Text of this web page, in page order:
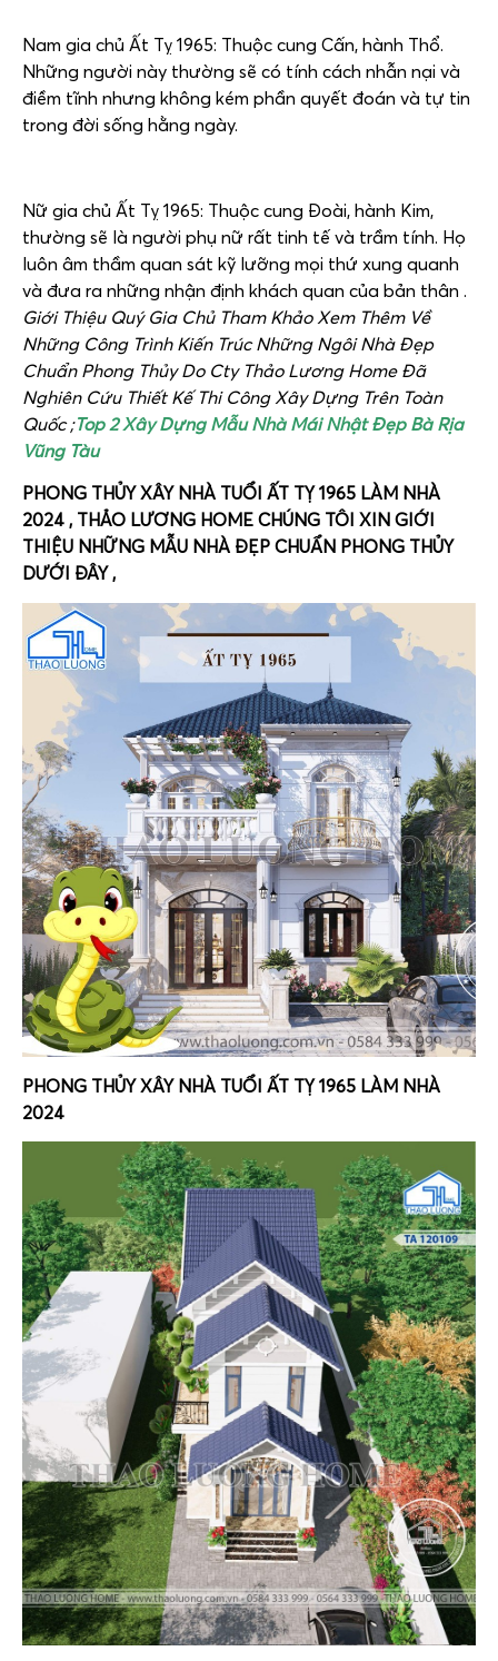
Nam gia chủ Ất Tỵ 1965: Thuộc cung Cấn, hành Thổ.
Những người này thường sẽ có tính cách nhẫn nại và
điềm tĩnh nhưng không kém phần quyết đoán và tự tin
trong đời sống hằng ngày.
Nữ gia chủ Ất Tỵ 1965: Thuộc cung Đoài, hành Kim,
thường sẽ là người phụ nữ rất tinh tế và trầm tính. Họ
luôn âm thầm quan sát kỹ lưỡng mọi thứ xung quanh
và đưa ra những nhận định khách quan của bản thân .
Giới Thiệu Quý Gia Chủ Tham Khảo Xem Thêm Về
Những Công Trình Kiến Trúc Những Ngôi Nhà Đẹp
Chuẩn Phong Thủy Do Cty Thảo Lương Home Đã
Nghiên Cứu Thiết Kế Thi Công Xây Dựng Trên Toàn
Quốc ;Top 2 Xây Dựng Mẫu Nhà Mái Nhật Đẹp Bà Rịa
Vũng Tàu
PHONG THỦY XÂY NHÀ TUỔI ẤT TỴ 1965 LÀM NHÀ
2024 , THẢO LƯƠNG HOME CHÚNG TÔI XIN GIỚI
THIỆU NHỮNG MẪU NHÀ ĐẸP CHUẨN PHONG THỦY
DƯỚI ĐÂY ,
PHONG THỦY XÂY NHÀ TUỔI ẤT TỴ 1965 LÀM NHÀ
2024